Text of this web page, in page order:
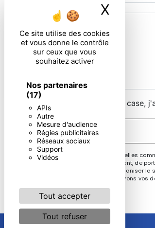
Ce site utilise des cookies
et vous donne le contrôle
sur ceux que vous
souhaitez activer
Nos partenaires
(17)
APIs
Autre
Mesure d'audience
Régies publicitaires
Réseaux sociaux
Support
Vidéos
Tout accepter
Tout refuser
X
En cochant cette case,
** Les données personnelles
rectification, d’effacement, de
contrôle, ainsi que d’organiser
demandé. Nous conservons